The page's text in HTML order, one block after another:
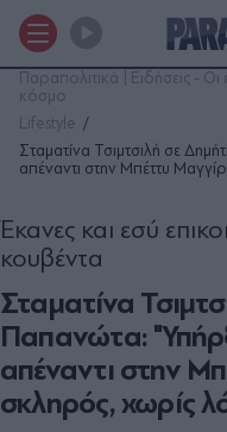
Παραπολιτικά | Ειδήσεις -
κόσμο
Lifestyle
Σταματίνα Τσιμτσιλή σε
απέναντι στην Μπέττυ
Σταματίνα
Παπανώτα:
απέναντι στην
σκληρός, χωρίς
Έκανες και εσύ
κουβέντα